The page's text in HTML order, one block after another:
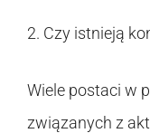
2. Czy istnieją
Wiele postaci w
związanych z